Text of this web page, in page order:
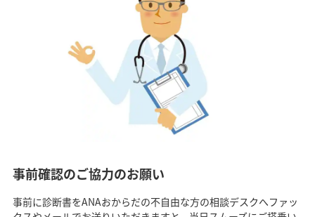
事前確認のご協力のお願い
事前に診断書をANAおからだの不自由な方の相談デスクへファッ